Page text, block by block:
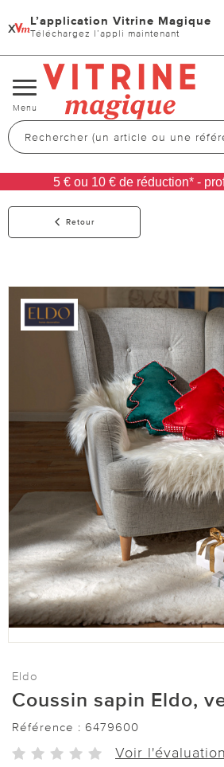
x L’application Vitrine Magique
Téléchargez l’appli maintenant
Changer
de
navigation
Menu
5 € ou 10 € de réduction* -
Retour
Eldo
Coussin sapin Eldo,
Référence : 6479600
Voir l'évaluation